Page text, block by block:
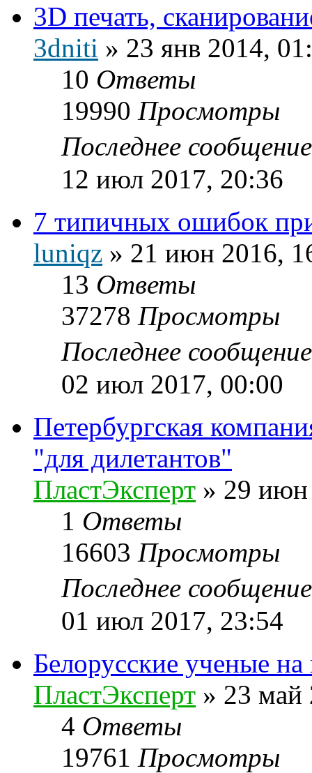
3D печать,
3dniti » 23 янв 2014,
10 Ответы
19990 Просмотры
Последнее
12 июл 2017, 20:36
7 типичных ошибок
luniqz » 21 июн 2016,
13 Ответы
37278 Просмотры
Последнее
02 июл 2017, 00:00
Петербургская
"для дилетантов"
ПластЭксперт » 29 июн
1 Ответы
16603 Просмотры
Последнее
01 июл 2017, 23:54
Белорусские ученые
ПластЭксперт » 23 май
4 Ответы
19761 Просмотры